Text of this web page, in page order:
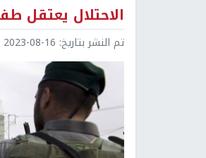
الاحتلال يعتقل
تم النشر بتاريخ: 2023-08-16 10:47